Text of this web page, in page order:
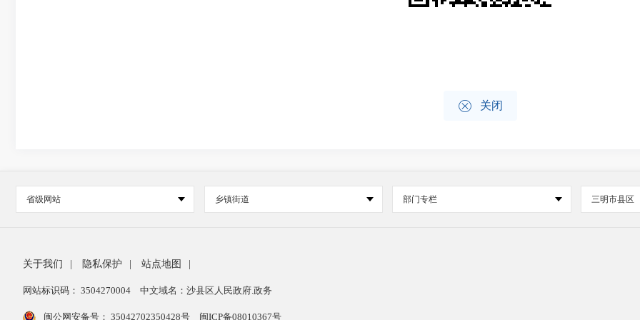
 关闭
省级网站 乡镇街道 部门专栏 三明市县区
关于我们 隐私保护 站点地图
网站标识码： 3504270004 中文域名：沙县区人民政府.政务
闽公网安备号： 35042702350428号 闽ICP备08010367号